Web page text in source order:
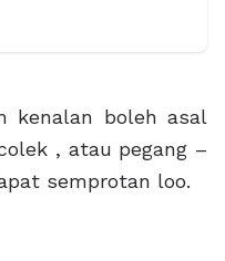
kenalan boleh asal
, atau pegang –
semprotan loo.